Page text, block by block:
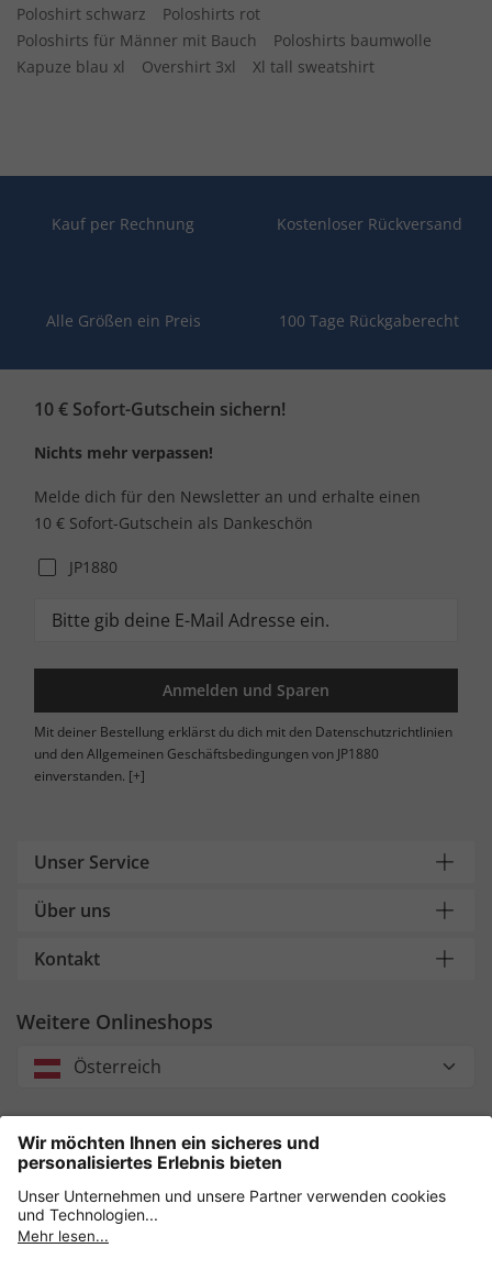
Poloshirt schwarz
Poloshirts rot
Poloshirts für Männer mit Bauch
Poloshirts baumwolle
Kapuze blau xl
Overshirt 3xl Xl tall sweatshirt
Kauf per Rechnung Kostenloser Rückversand
Alle Größen ein Preis 100 Tage Rückgaberecht
10 € Sofort-Gutschein sichern!
Nichts mehr verpassen!
Melde dich für den Newsletter an und erhalte einen
10 € Sofort-Gutschein als Dankeschön
JP1880
Anmelden und Sparen
Mit deiner Bestellung erklärst du dich mit den Datenschutzrichtlinien
und den Allgemeinen Geschäftsbedingungen von JP1880
einverstanden. [+]
Unser Service
Über uns
Kontakt
Weitere Onlineshops
Österreich
Unsere Zahlungsarten
Sicher einkaufen mit